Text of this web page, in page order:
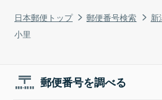
日本郵便トップ 郵便番号検索 新
小里
郵便番号を調べる